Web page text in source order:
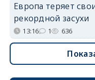
Европа теряет
рекордной засухи
13:16 1 636